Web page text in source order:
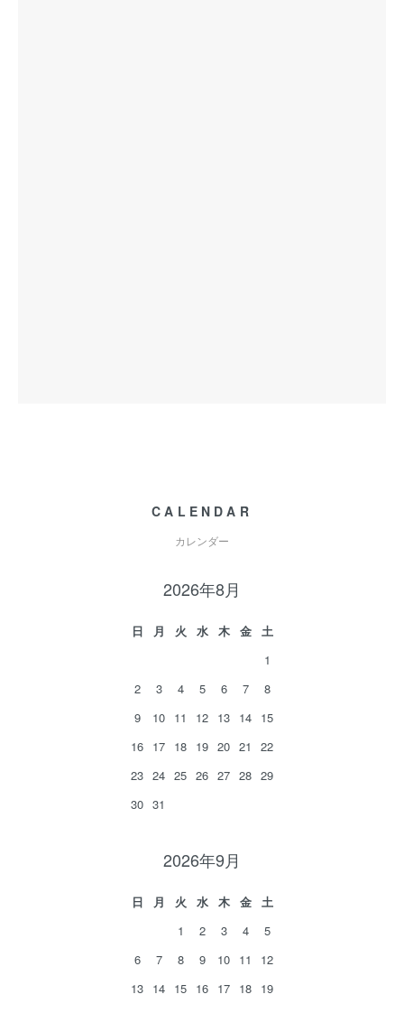
CALENDAR
カレンダー
2026年8月
日 月 火 水 木 金
土
1
2
3 4 5 6 7
8
9
10 11 12 13 14 15
16 17 18 19 20 21
22
23 24 25 26 27 28 29
30 31
2026年9月
日 月 火 水 木 金
土
1
2 3 4
5
6
7 8 9 10 11
12
13 14 15 16 17 18 19